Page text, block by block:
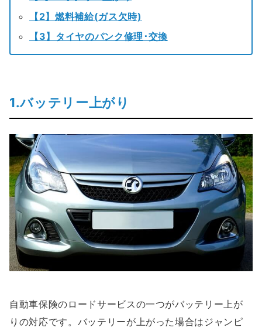
【2】燃料補給(ガス欠時)
【3】タイヤのパンク修理･交換
1.バッテリー上がり
自動車保険のロードサービスの一つがバッテリー上が
りの対応です。バッテリーが上がった場合はジャンピ